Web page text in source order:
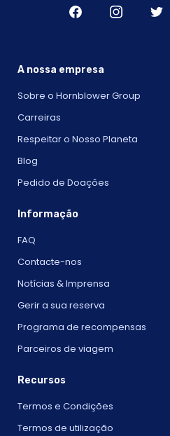
A nossa empresa
Sobre o Hornblower Group
Carreiras
Respeitar o Nosso Planeta
Blog
Pedido de Doações
Informação
FAQ
Contacte-nos
Notícias & Imprensa
Gerir a sua reserva
Programa de recompensas
Parceiros de viagem
Recursos
Termos e Condições
Termos de utilização